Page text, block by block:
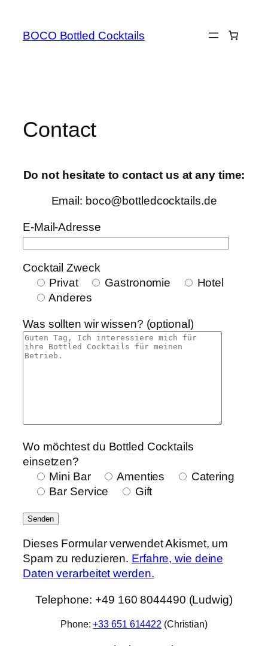
content
BOCO Bottled Cocktails
Contact
Do not hesitate to contact us at any time:
Email: boco@bottledcocktails.de
E-Mail-Adresse
Cocktail Zweck
Privat
Gastronomie
Hotel
Anderes
Was sollten wir wissen? (optional)
Wo möchtest du Bottled Cocktails
einsetzen?
Mini Bar
Amenties
Catering
Bar Service
Gift
Dieses Formular verwendet Akismet, um
Spam zu reduzieren. Erfahre, wie deine
Daten verarbeitet werden.
Telephone: +49 160 8044490 (Ludwig)
Phone:+33 651 614422 (Christian)